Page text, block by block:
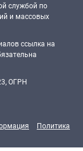
службой по
и массовых
ссылка на
ОГРН
Политика